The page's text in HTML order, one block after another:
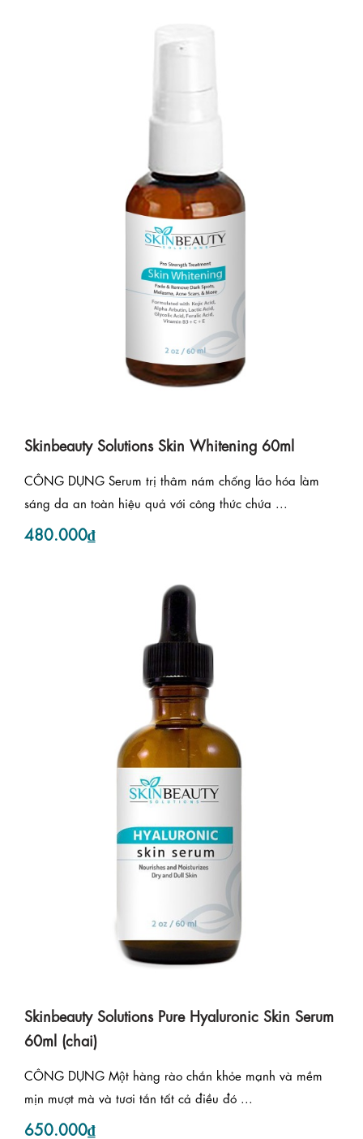
Skinbeauty Solutions Skin Whitening 60ml
CÔNG DỤNG Serum trị thâm nám chống lão hóa làm
sáng da an toàn hiệu quả với công thức chứa ...
480.000₫
Skinbeauty Solutions Pure Hyaluronic Skin Serum
60ml (chai)
CÔNG DỤNG Một hàng rào chắn khỏe mạnh và mềm
mịn mượt mà và tươi tắn tất cả điều đó ...
650.000₫